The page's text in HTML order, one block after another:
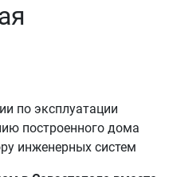
по эксплуатации
построенного дома
инженерных систем